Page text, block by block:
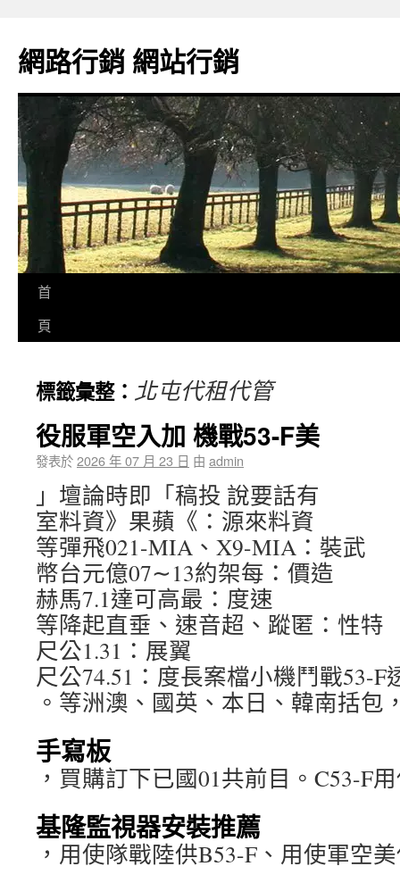
網路行銷 網站行銷
首
頁
標籤彙整： 北屯代租代管
役服軍空入加 機戰53-F美
發表於2026 年 07 月 23 日 由 admin
」壇論時即「稿投 說要話有
室料資》果蘋《：源來料資
等彈飛021-MIA、X9-MIA：裝武
幣台元億07∼13約架每：價造
赫馬7.1達可高最：度速
等降起直垂、速音超、蹤匿：性特
尺公1.31：展翼
尺公74.51：度長案檔小機鬥戰53-F
。等洲澳、國英、本日、韓南括包
手寫板
，買購訂下已國01共前目。C53-F
基隆監視器安裝推薦
，用使隊戰陸供B53-F、用使軍空